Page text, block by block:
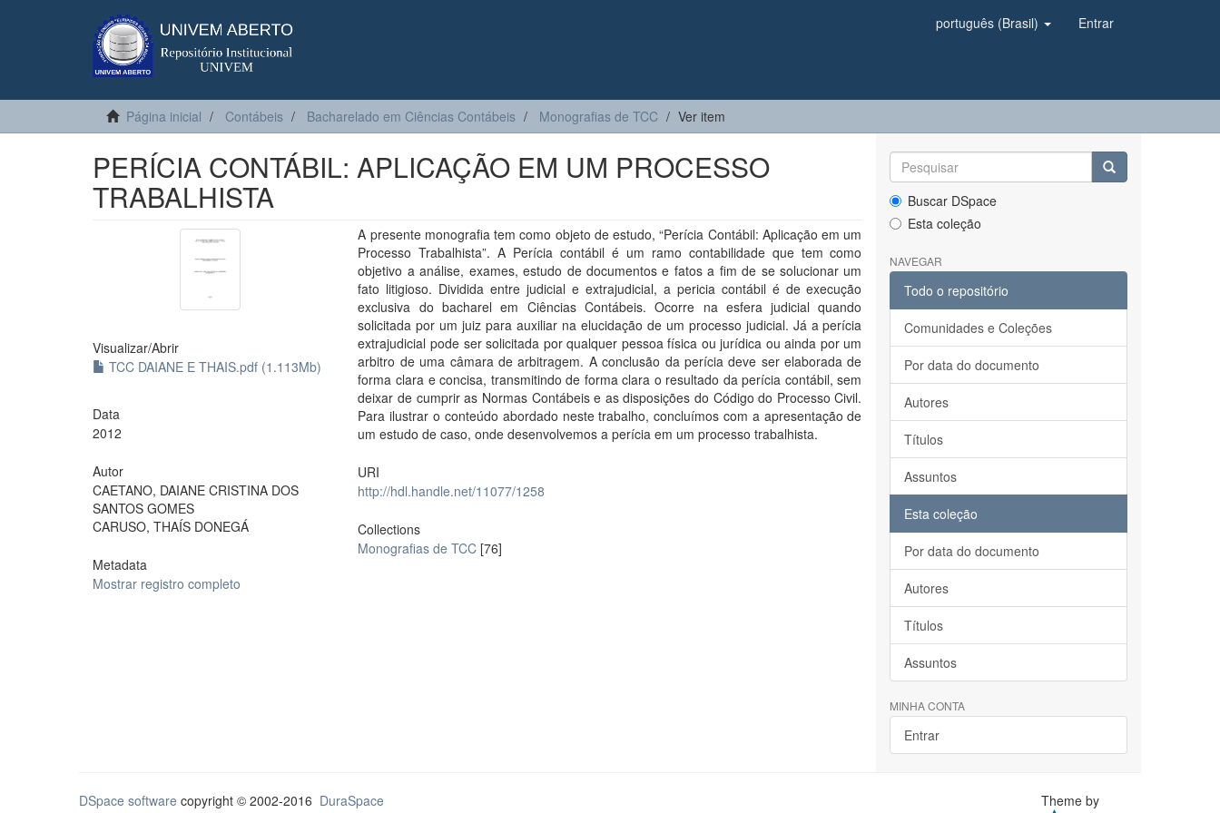
português (Brasil) Entrar
Página inicial Contábeis Bacharelado em Ciências Contábeis Monografias de TCC Ver item
PERÍCIA CONTÁBIL: APLICAÇÃO EM UM PROCESSO
TRABALHISTA
Visualizar/Abrir
TCC DAIANE E THAIS.pdf (1.113Mb)
Data
2012
Autor
CAETANO, DAIANE CRISTINA DOS
SANTOS GOMES
CARUSO, THAÍS DONEGÁ
Metadata
Mostrar registro completo
A presente monografia tem como objeto de estudo, “Perícia Contábil: Aplicação em um
Processo Trabalhista”. A Perícia contábil é um ramo contabilidade que tem como
objetivo a análise, exames, estudo de documentos e fatos a fim de se solucionar um
fato litigioso. Dividida entre judicial e extrajudicial, a pericia contábil é de execução
exclusiva do bacharel em Ciências Contábeis. Ocorre na esfera judicial quando
solicitada por um juiz para auxiliar na elucidação de um processo judicial. Já a perícia
extrajudicial pode ser solicitada por qualquer pessoa física ou jurídica ou ainda por um
arbitro de uma câmara de arbitragem. A conclusão da perícia deve ser elaborada de
forma clara e concisa, transmitindo de forma clara o resultado da perícia contábil, sem
deixar de cumprir as Normas Contábeis e as disposições do Código do Processo Civil.
Para ilustrar o conteúdo abordado neste trabalho, concluímos com a apresentação de
um estudo de caso, onde desenvolvemos a perícia em um processo trabalhista.
URI
http://hdl.handle.net/11077/1258
Collections
Monografias de TCC [76]
Buscar DSpace
Esta coleção
NAVEGAR
Todo o repositório
Comunidades e Coleções
Por data do documento
Autores
Títulos
Assuntos
Esta coleção
Por data do documento
Autores
Títulos
Assuntos
MINHA CONTA
Entrar
DSpace software copyright © 2002-2016 DuraSpace
Theme by